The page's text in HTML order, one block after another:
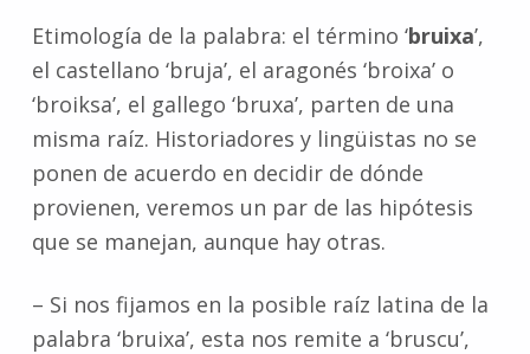
Etimología de la palabra: el término ‘bruixa’,
el castellano ‘bruja’, el aragonés ‘broixa’ o
‘broiksa’, el gallego ‘bruxa’, parten de una
misma raíz. Historiadores y lingüistas no se
ponen de acuerdo en decidir de dónde
provienen, veremos un par de las hipótesis
que se manejan, aunque hay otras.
– Si nos fijamos en la posible raíz latina de la
palabra ‘bruixa’, esta nos remite a ‘bruscu’,